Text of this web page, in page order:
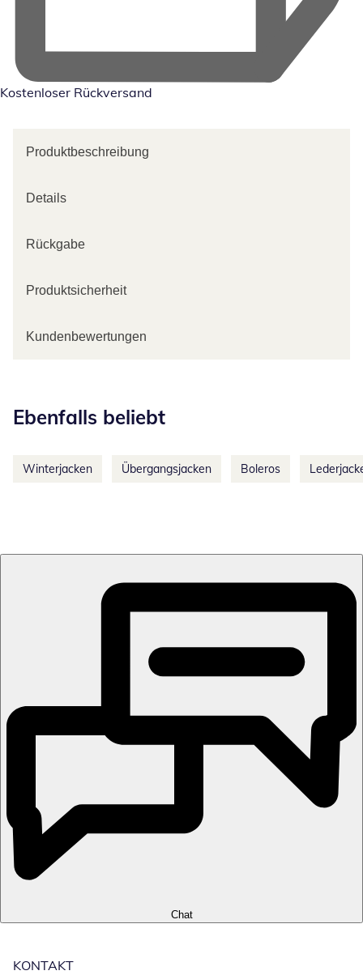
Kostenloser Rückversand
Produktbeschreibung
Details
Rückgabe
Produktsicherheit
Kundenbewertungen
Ebenfalls beliebt
Winterjacken Übergangsjacken Boleros
Chat
KONTAKT